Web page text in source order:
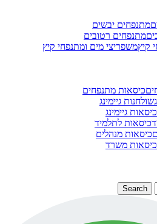
מתנפחים יבשים
מתנפחים רטובים
משפריצי מים ומתנפחי קיץ
כיסאות מתנפחים
שולחנות גיימינג
כיסאות גיימינג
כיסאות לתלמיד
כיסאות מנהלים
כיסאות משרד
Search